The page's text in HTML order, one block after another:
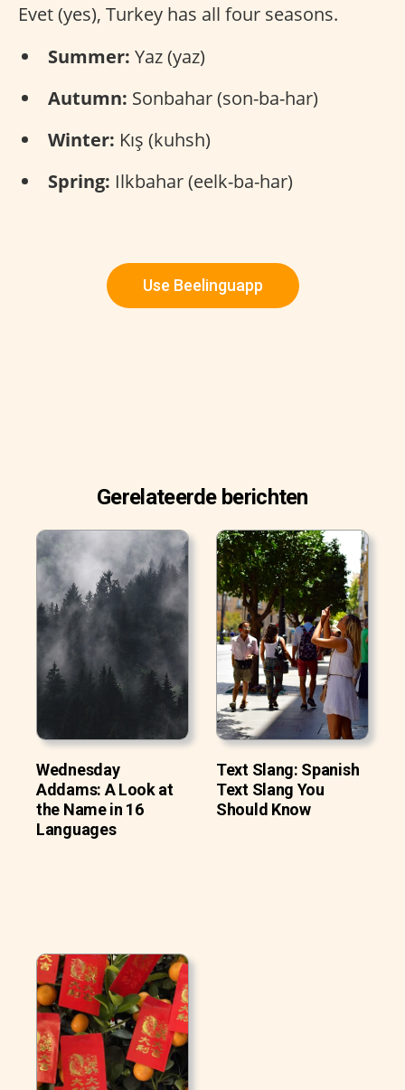
Evet (yes), Turkey has all four seasons.
Summer: Yaz (yaz)
Autumn: Sonbahar (son-ba-har)
Winter: Kış (kuhsh)
Spring: Ilkbahar (eelk-ba-har)
Use Beelinguapp
Gerelateerde berichten
Wednesday
Addams: A Look at
the Name in 16
Languages
Text Slang: Spanish
Text Slang You
Should Know